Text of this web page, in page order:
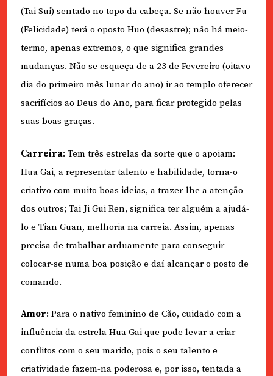
(Tai Sui) sentado no topo da cabeça. Se não houver Fu
(Felicidade) terá o oposto Huo (desastre); não há meio-
termo, apenas extremos, o que significa grandes
mudanças. Não se esqueça de a 23 de Fevereiro (oitavo
dia do primeiro mês lunar do ano) ir ao templo oferecer
sacrifícios ao Deus do Ano, para ficar protegido pelas
suas boas graças.
Carreira: Tem três estrelas da sorte que o apoiam:
Hua Gai, a representar talento e habilidade, torna-o
criativo com muito boas ideias, a trazer-lhe a atenção
dos outros; Tai Ji Gui Ren, significa ter alguém a ajudá-
lo e Tian Guan, melhoria na carreia. Assim, apenas
precisa de trabalhar arduamente para conseguir
colocar-se numa boa posição e daí alcançar o posto de
comando.
Amor: Para o nativo feminino de Cão, cuidado com a
influência da estrela Hua Gai que pode levar a criar
conflitos com o seu marido, pois o seu talento e
criatividade fazem-na poderosa e, por isso, tentada a